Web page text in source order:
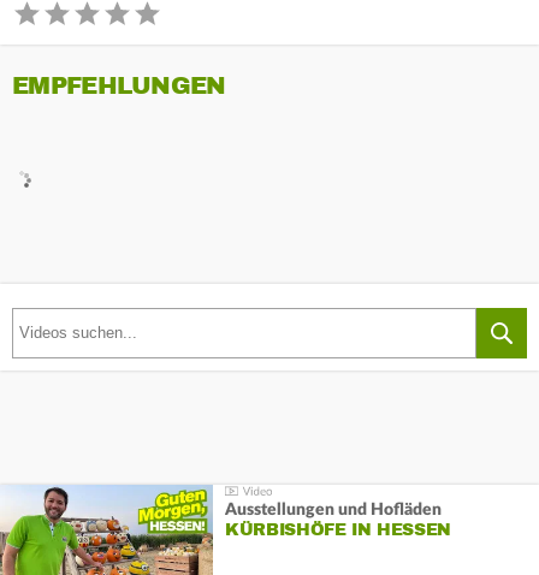
EMPFEHLUNGEN
Ausstellungen und Hofläden
KÜRBISHÖFE IN HESSEN